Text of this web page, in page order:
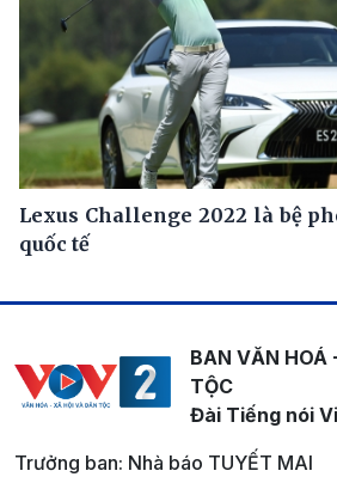
Lexus Challenge 2022 là bệ
quốc tế
BAN VĂN HOÁ
TỘC
Đài Tiếng nói
Trưởng ban: Nhà báo TUYẾT MAI